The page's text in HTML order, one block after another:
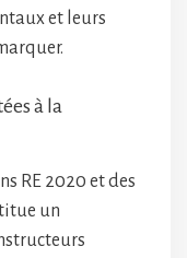
et leurs
à la
RE 2020 et des
un